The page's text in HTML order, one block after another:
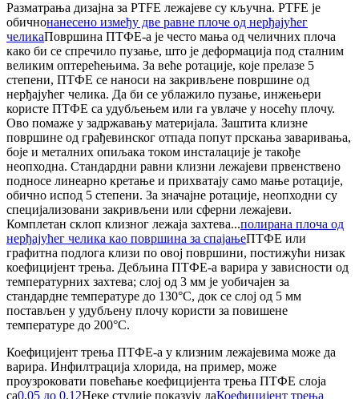
Разматрања дизајна за PTFE лежајеве су кључна. PTFE је
обичнонанесено између две равне плоче од нерђајућег
челикаПовршина ПТФЕ-а је често мања од челичних плоча
како би се спречило пузање, што је деформација под сталним
великим оптерећењима. За веће ротације, које прелазе 5
степени, ПТФЕ се наноси на закривљене површине од
нерђајућег челика. Да би се ублажило пузање, инжењери
користе ПТФЕ са удубљењем или га увлаче у носећу плочу.
Ово помаже у задржавању материјала. Заштита клизне
површине од грађевинског отпада попут прскања заваривања,
боје и металних опиљака током инсталације је такође
неопходна. Стандардни равни клизни лежајеви првенствено
подносе линеарно кретање и прихватају само мање ротације,
обично испод 5 степени. За значајне ротације, неопходни су
специјализовани закривљени или сферни лежајеви.
Комплетан склоп клизног лежаја захтева...полирана плоча од
нерђајућег челика као површина за спајањеПТФЕ или
графитна подлога клизи по овој површини, постижући низак
коефицијент трења. Дебљина ПТФЕ-а варира у зависности од
температурних захтева; слој од 3 мм је уобичајен за
стандардне температуре до 130°C, док се слој од 5 мм
постављен у удубљену плочу користи за повишене
температуре до 200°C.
Коефицијент трења ПТФЕ-а у клизним лежајевима може да
варира. Инфилтрација хлорида, на пример, може
проузроковати повећање коефицијента трења ПТФЕ слоја
са0,05 до 0,12Неке студије показују даКоефицијент трења